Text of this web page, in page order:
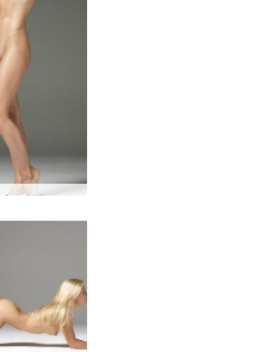
다리나 L 퍼펙트 10 #14